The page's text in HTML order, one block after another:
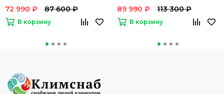
72 990 ₽ 87 600 ₽
В корзину
89 990 ₽ 113 300 ₽
В корзину